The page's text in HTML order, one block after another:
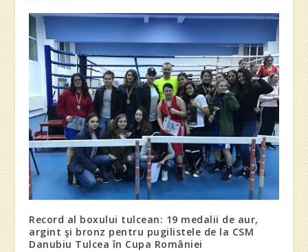
Record al boxului tulcean: 19 medalii de aur,
argint şi bronz pentru pugilistele de la CSM
Danubiu Tulcea în Cupa României